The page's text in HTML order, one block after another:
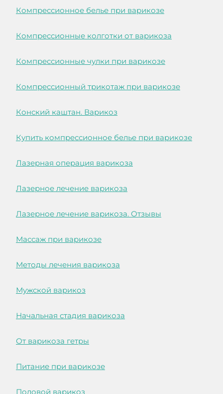
Компрессионное белье при варикозе
Компрессионные колготки от варикоза
Компрессионные чулки при варикозе
Компрессионный трикотаж при варикозе
Конский каштан. Варикоз
Купить компрессионное белье при варикозе
Лазерная операция варикоза
Лазерное лечение варикоза
Лазерное лечение варикоза. Отзывы
Массаж при варикозе
Методы лечения варикоза
Мужской варикоз
Начальная стадия варикоза
От варикоза гетры
Питание при варикозе
Половой варикоз